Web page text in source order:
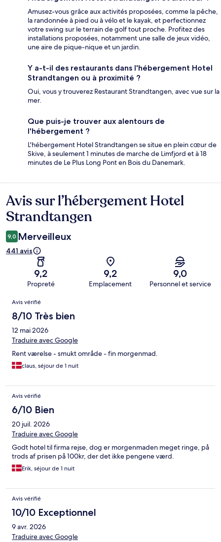
Amusez-vous grâce aux activités proposées, comme la pêche,
la randonnée à pied ou à vélo et le kayak, et perfectionnez
votre swing sur le terrain de golf tout proche. Profitez des
installations proposées, notamment une salle de jeux vidéo,
une aire de pique-nique et un jardin.
Y a-t-il des restaurants dans l'hébergement Hotel
Strandtangen ou à proximité ?
Oui, vous y trouverez Restaurant Strandtangen, avec vue sur la
mer.
Que puis-je trouver aux alentours de
l'hébergement ?
L'hébergement Hotel Strandtangen se situe en plein cœur de
Skive, à seulement 1 minutes de marche de Limfjord et à 18
minutes de Le Plus Long Pont en Bois du Danemark.
Avis
Avis sur l’hébergement Hotel
Strandtangen
9,0 Merveilleux
441 avis
9,2
Propreté
9,2
Emplacement
9,0
Personnel et service
Avis
Avis vérifié
8/10 Très bien
12 mai 2026
Traduire avec Google
Rent værelse - smukt område - fin morgenmad.
claus, séjour de 1 nuit
Avis vérifié
6/10 Bien
20 juil. 2026
Traduire avec Google
Godt hotel til firma rejse, dog er morgenmaden meget ringe, på
trods af prisen på 100kr, der det ikke pengene værd.
Erik, séjour de 1 nuit
Avis vérifié
10/10 Exceptionnel
9 avr. 2026
Traduire avec Google